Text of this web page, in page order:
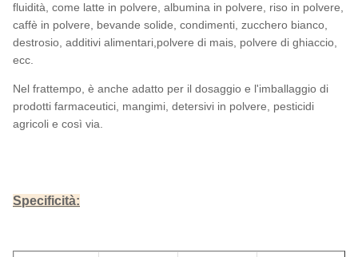
fluidità, come latte in polvere, albumina in polvere, riso in polvere,
caffè in polvere, bevande solide, condimenti, zucchero bianco,
destrosio, additivi alimentari,polvere di mais, polvere di ghiaccio,
ecc.
Nel frattempo, è anche adatto per il dosaggio e l'imballaggio di
prodotti farmaceutici, mangimi, detersivi in polvere, pesticidi
agricoli e così via.
Specificità: